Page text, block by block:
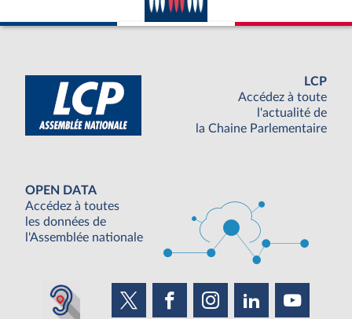
LCP
Accédez à toute
l'actualité de
la Chaine Parlementaire
OPEN DATA
Accédez à toutes
les données de
l'Assemblée nationale